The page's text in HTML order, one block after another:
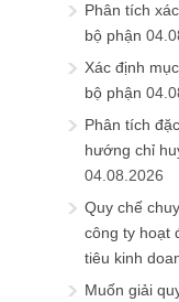
Phân tích
bộ phận
Xác định
bộ phận
Phân tích
hướng chỉ
04.08.2026
Quy chế
công ty hoạt
tiêu kinh
Muốn giải